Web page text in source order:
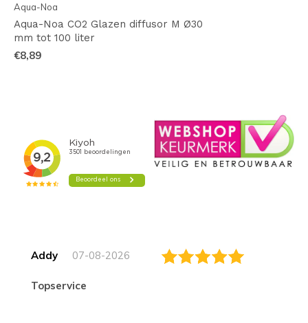
Aqua-Noa
Aqua-Noa CO2 Glazen diffusor M Ø30
mm tot 100 liter
€8,89
Addy 07-08-2026
topservice